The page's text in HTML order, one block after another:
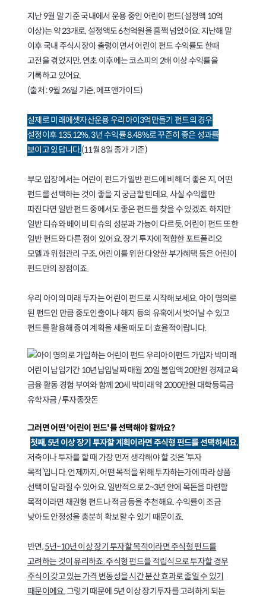
지난 9월 말 기준 국내에서 운용 중인 어린이 펀드(설정액 10억
이상)는 약 23개로, 설정액도 6천억원을 훌쩍 넘었어요. 지난해 말
이후 국내 주식시장이 출렁이면서 어린이 펀드 수익률도 한때
고전을 겪었지만, 연초 이후에는 코스피의 2배 이상 수익률을
기록하고 있어요.
(출처 : 9월 26일 기준, 에프앤가이드)
실제로 미래에셋자산운용 우리아이3억만들기 펀드의 경우
설정이후 135.12%, 3년 수익률 8.48%로 꾸준히 좋은 성과를
보이고 있답니다.(11월 8일 종가 기준)
부모 입장에서는 어린이 펀드가 일반 펀드에 비해 더 좋은 지, 어떤
펀드를 선택하는 것이 좋을 지 궁금할 텐데요. 사실 수익률만
따진다면 일반 펀드 중에서도 좋은 펀드를 찾을 수 있겠죠. 하지만
일반 티슈와 베이비 티슈의 성분과 가능이 다르듯, 어린이 펀드 또한
일반 펀드와 다른 점이 있어요. 장기 투자에 적합한 포트폴리오
모델과 위험관리 구조, 어린이를 위한 다양한 부가혜택 등은 어린이
펀드만의 장점이죠.
우리 아이의 미래 투자는 어린이 펀드로 시작해보세요. 아이 명의로
된 펀드인 만큼 중도인출이나 해지 등의 유혹에서 벗어날 수 있고
펀드를 활용해 증여 계획을 세울 때도 더 효율적이랍니다.
그러면 어떤 '어린이 펀드'를 선택해야 할까요?
첫째, 5년 이상 장기 투자할 계획이라면 주식형 펀드를 선택하세요.
저축이나 투자를 할 때 가장 먼저 생각해야 할 것은 ‘투자
목적’입니다. 언제까지, 어떤 목적을 위해 투자하는가에 따라 상품
선택이 달라질 수 있어요. 일반적으로 2~3년 안에 목돈을 마련할
목적이라면 채권형 펀드나 적금 등을 추천해요. 수익률이 조금
낮아도 안정성을 충분히 확보할 수 있기 때문이죠.
반면,5년~10년 이상 장기 투자할 목적이라면 주식형 펀드를
고려하는 것이 유리하죠. 주식형 펀드를 적립식으로 투자할 경우
주식이 갖고 있는 가격 변동성을 시간 분산 효과로 줄일 수 있기
때문이에요.그렇기 때문에 5년 이상 장기투자를 고려하게 되는